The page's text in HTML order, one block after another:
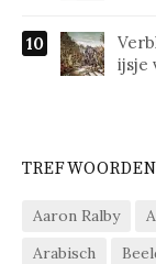
ijsje
TREFWOORDEN
Aaron Ralby
Arabisch